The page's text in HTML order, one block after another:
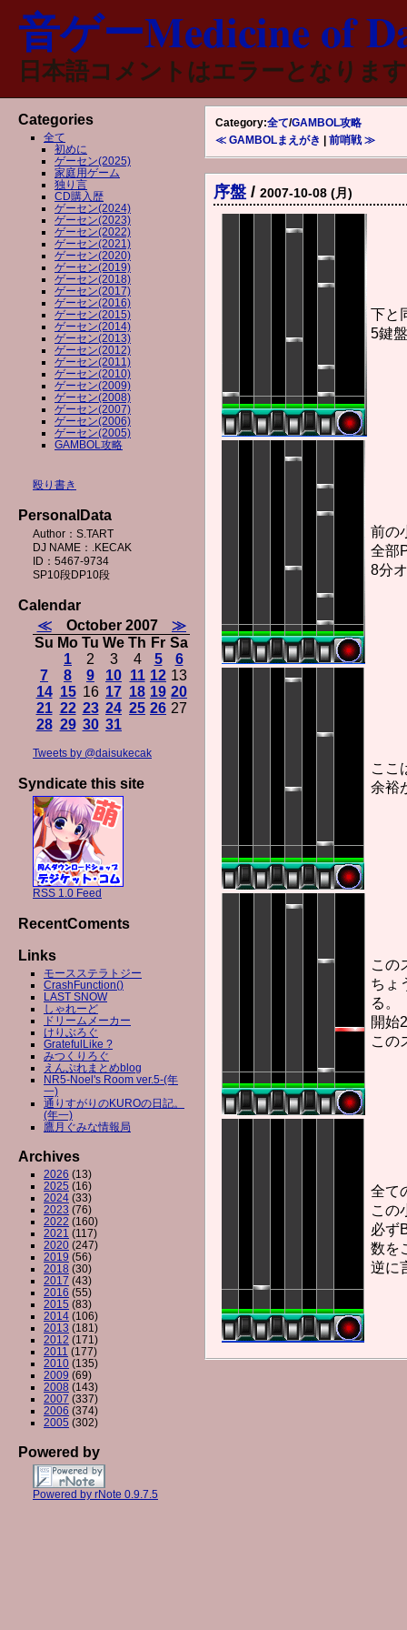
音ゲーMedicine of
日本語コメントはエラーとなりま
Category:全て/GAMBOL攻略
≪ GAMBOLまえがき
前哨戦 ≫
序盤 / 2007-10-08 (月)
下
5鍵
前の
全部
8分
ここ
余裕
この
ちょ
る。
開始
この
全て
この
必ず
数を
逆に
Categories
全て
初めに
ゲーセン(2025)
家庭用ゲーム
独り言
CD購入歴
ゲーセン(2024)
ゲーセン(2023)
ゲーセン(2022)
ゲーセン(2021)
ゲーセン(2020)
ゲーセン(2019)
ゲーセン(2018)
ゲーセン(2017)
ゲーセン(2016)
ゲーセン(2015)
ゲーセン(2014)
ゲーセン(2013)
ゲーセン(2012)
ゲーセン(2011)
ゲーセン(2010)
ゲーセン(2009)
ゲーセン(2008)
ゲーセン(2007)
ゲーセン(2006)
ゲーセン(2005)
GAMBOL攻略
殴り書き
PersonalData
Author：S.TART
DJ NAME：.KECAK
ID：5467-9734
SP10段DP10段
Calendar
≪
October 2007
≫
Su Mo Tu We Th Fr Sa
1
2 3 4 5
6
7
8 9 10 11 12 13
14 15 16 17 18 19 20
21 22 23 24 25 26 27
28 29 30 31
Tweets by @daisukecak
Syndicate this site
RSS 1.0 Feed
RecentComents
Links
モースステラトジー
CrashFunction()
LAST SNOW
しゃれーど
ドリームメーカー
けりぶろぐ
GratefulLike ?
みつくりろぐ
えんぷれまとめblog
NR5-Noel's Room ver.5-(年
一)
通りすがりのKUROの日記。
(年一)
鷹月ぐみな情報局
Archives
2026 (13)
2025 (16)
2024 (33)
2023 (76)
2022 (160)
2021 (117)
2020 (247)
2019 (56)
2018 (30)
2017 (43)
2016 (55)
2015 (83)
2014 (106)
2013 (181)
2012 (171)
2011 (177)
2010 (135)
2009 (69)
2008 (143)
2007 (337)
2006 (374)
2005 (302)
Powered by
Powered by rNote 0.9.7.5